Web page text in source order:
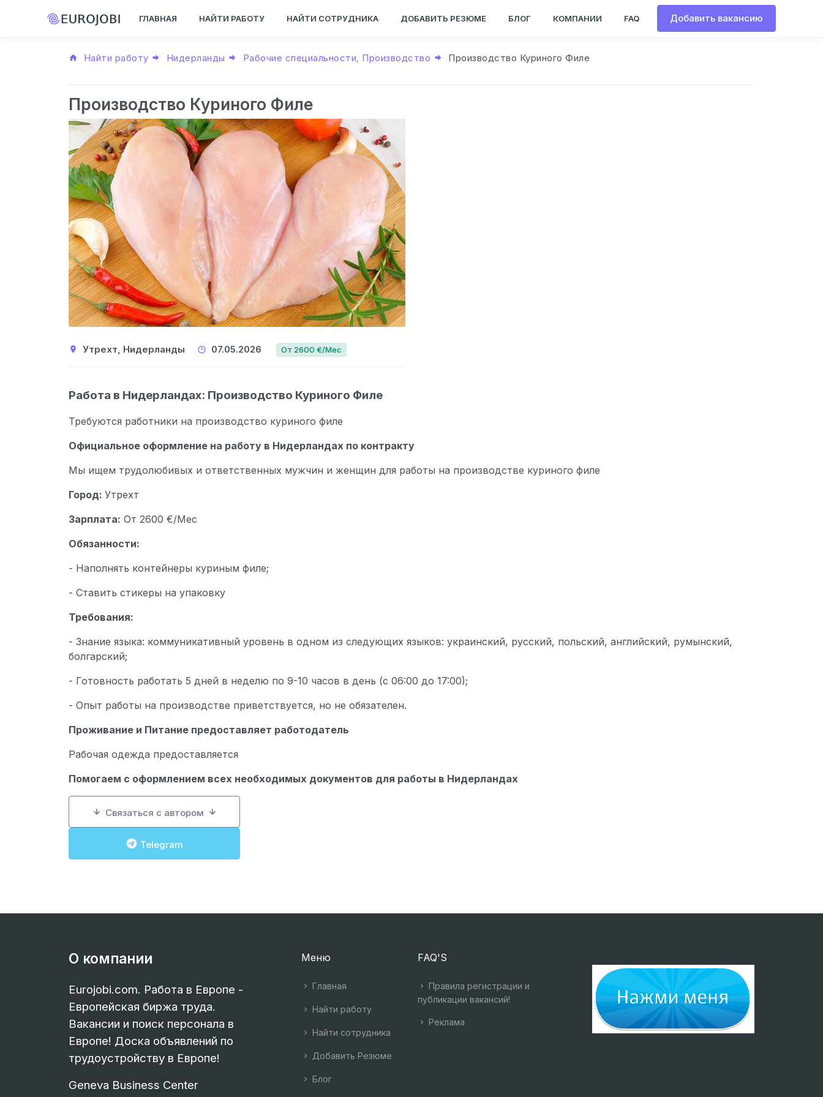
ГЛАВНАЯ НАЙТИ РАБОТУ НАЙТИ СОТРУДНИКА ДОБАВИТЬ РЕЗЮМЕ БЛОГ КОМПАНИИ FAQ Добавить вакансию
Найти работу Нидерланды Рабочие специальности, Производство Производство Куриного Филе
Производство Куриного Филе
Утрехт, Нидерланды 07.05.2026 От 2600 €/Мес
Работа в Нидерландах: Производство Куриного Филе
Требуются работники на производство куриного филе
Официальное оформление на работу в Нидерландах по контракту
Мы ищем трудолюбивых и ответственных мужчин и женщин для работы на производстве куриного филе
Город: Утрехт
Зарплата: От 2600 €/Мес
Обязанности:
- Наполнять контейнеры куриным филе;
- Ставить стикеры на упаковку
Требования:
- Знание языка: коммуникативный уровень в одном из следующих языков: украинский, русский, польский, английский, румынский,
болгарский;
- Готовность работать 5 дней в неделю по 9-10 часов в день (с 06:00 до 17:00);
- Опыт работы на производстве приветствуется, но не обязателен.
Проживание и Питание предоставляет работодатель
Рабочая одежда предоставляется
Помогаем с оформлением всех необходимых документов для работы в Нидерландах
Связаться с автором
Telegram
О компании
Eurojobi.com. Работа в Европе -
Европейская биржа труда.
Вакансии и поиск персонала в
Европе! Доска объявлений по
трудоустройству в Европе!
Geneva Business Center
Меню
Главная
Найти работу
Найти сотрудника
Добавить Резюме
Блог
FAQ'S
Правила регистрации и
публикации вакансий!
Реклама